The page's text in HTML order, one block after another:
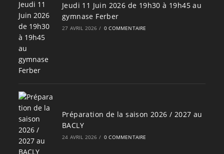
Jeudi 11 Juin 2026 de 19h30 à 19h45 au
gymnase Ferber
27 AVRIL 2026 / 0 COMMENTAIRE
Préparation de la saison 2026 / 2027 au
BACLY
24 AVRIL 2026 / 0 COMMENTAIRE